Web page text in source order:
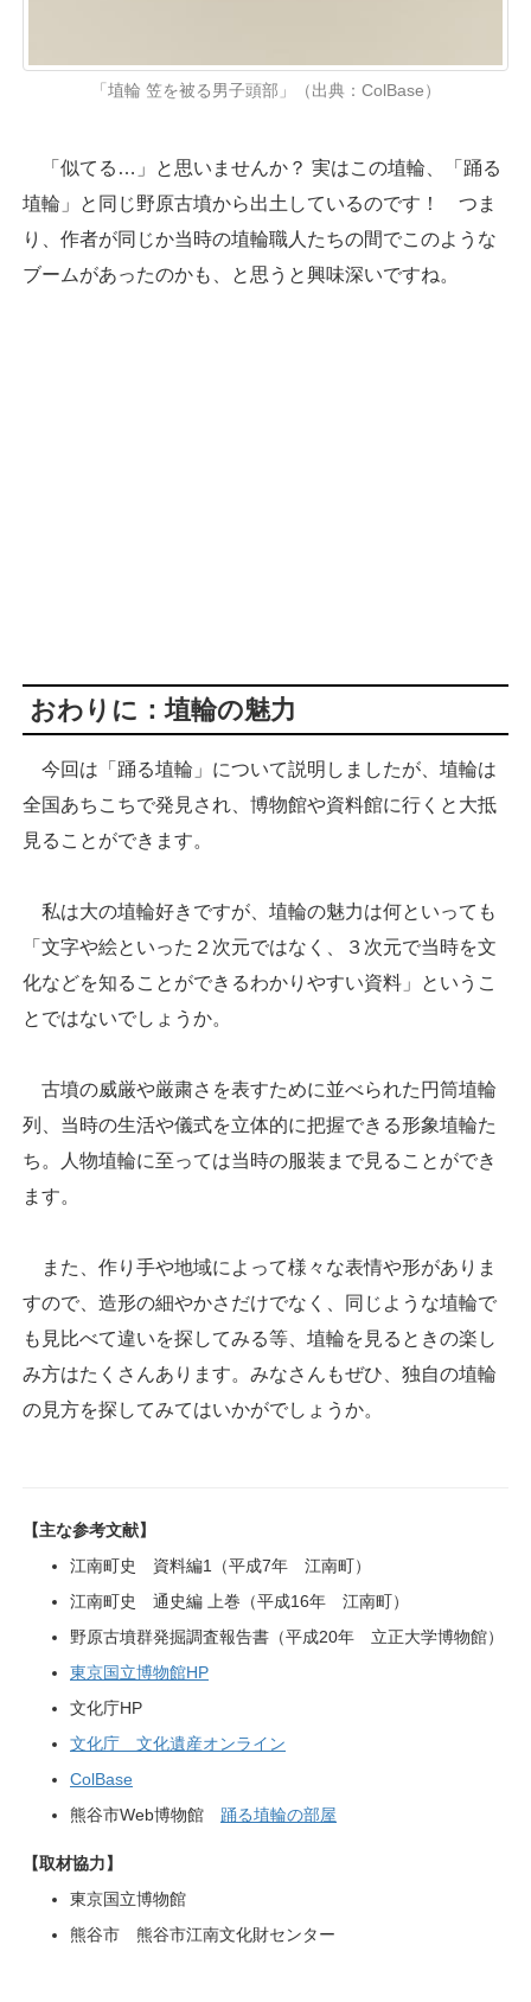
「埴輪 笠を被る男子頭部」（出典：ColBase）
「似てる…」と思いませんか？ 実はこの埴輪、「踊る
埴輪」と同じ野原古墳から出土しているのです！ つま
り、作者が同じか当時の埴輪職人たちの間でこのような
ブームがあったのかも、と思うと興味深いですね。
おわりに：埴輪の魅力
今回は「踊る埴輪」について説明しましたが、埴輪は
全国あちこちで発見され、博物館や資料館に行くと大抵
見ることができます。
私は大の埴輪好きですが、埴輪の魅力は何といっても
「文字や絵といった２次元ではなく、３次元で当時を文
化などを知ることができるわかりやすい資料」というこ
とではないでしょうか。
古墳の威厳や厳粛さを表すために並べられた円筒埴輪
列、当時の生活や儀式を立体的に把握できる形象埴輪た
ち。人物埴輪に至っては当時の服装まで見ることができ
ます。
また、作り手や地域によって様々な表情や形がありま
すので、造形の細やかさだけでなく、同じような埴輪で
も見比べて違いを探してみる等、埴輪を見るときの楽し
み方はたくさんあります。みなさんもぜひ、独自の埴輪
の見方を探してみてはいかがでしょうか。
【主な参考文献】
江南町史 資料編1（平成7年 江南町）
江南町史 通史編 上巻（平成16年 江南町）
野原古墳群発掘調査報告書（平成20年 立正大学博物館）
東京国立博物館HP
文化庁HP
文化庁 文化遺産オンライン
ColBase
熊谷市Web博物館 踊る埴輪の部屋
【取材協力】
東京国立博物館
熊谷市 熊谷市江南文化財センター